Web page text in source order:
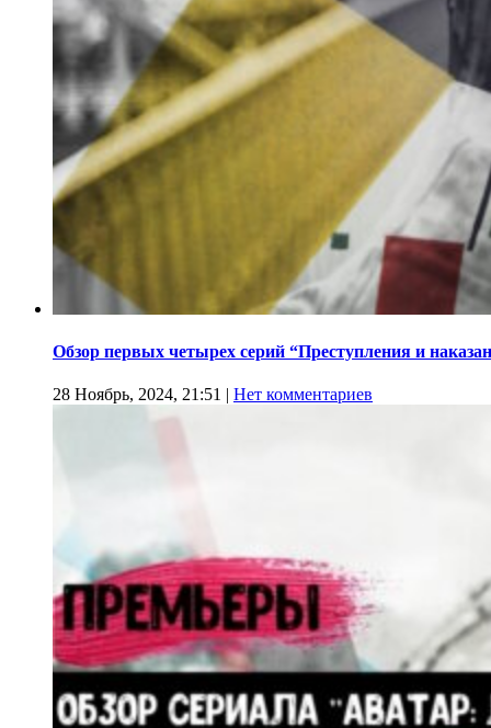
Обзор первых четырех серий “Преступления и
28 Ноябрь, 2024, 21:51 | Нет комментариев